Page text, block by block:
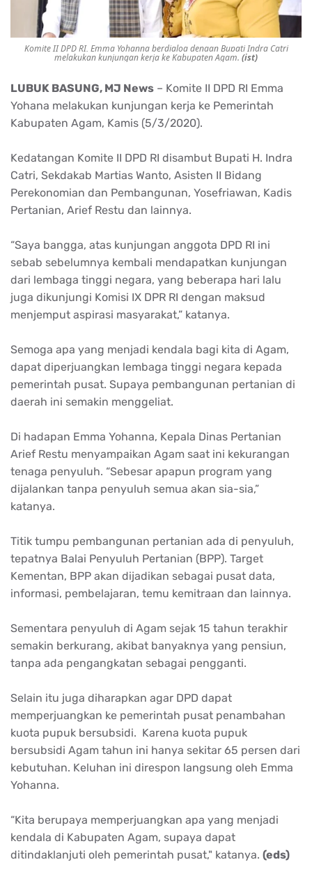
Komite II DPD RI, Emma Yohanna berdialog dengan Bupati Indra Catri
melakukan kunjungan kerja ke Kabupaten Agam. (ist)
LUBUK BASUNG, MJ News – Komite II DPD RI Emma
Yohana melakukan kunjungan kerja ke Pemerintah
Kabupaten Agam, Kamis (5/3/2020).
Kedatangan Komite II DPD RI disambut Bupati H. Indra
Catri, Sekdakab Martias Wanto, Asisten II Bidang
Perekonomian dan Pembangunan, Yosefriawan, Kadis
Pertanian, Arief Restu dan lainnya.
“Saya bangga, atas kunjungan anggota DPD RI ini
sebab sebelumnya kembali mendapatkan kunjungan
dari lembaga tinggi negara, yang beberapa hari lalu
juga dikunjungi Komisi IX DPR RI dengan maksud
menjemput aspirasi masyarakat,” katanya.
Semoga apa yang menjadi kendala bagi kita di Agam,
dapat diperjuangkan lembaga tinggi negara kepada
pemerintah pusat. Supaya pembangunan pertanian di
daerah ini semakin menggeliat.
Di hadapan Emma Yohanna, Kepala Dinas Pertanian
Arief Restu menyampaikan Agam saat ini kekurangan
tenaga penyuluh. “Sebesar apapun program yang
dijalankan tanpa penyuluh semua akan sia-sia,”
katanya.
Titik tumpu pembangunan pertanian ada di penyuluh,
tepatnya Balai Penyuluh Pertanian (BPP). Target
Kementan, BPP akan dijadikan sebagai pusat data,
informasi, pembelajaran, temu kemitraan dan lainnya.
Sementara penyuluh di Agam sejak 15 tahun terakhir
semakin berkurang, akibat banyaknya yang pensiun,
tanpa ada pengangkatan sebagai pengganti.
Selain itu juga diharapkan agar DPD dapat
memperjuangkan ke pemerintah pusat penambahan
kuota pupuk bersubsidi. Karena kuota pupuk
bersubsidi Agam tahun ini hanya sekitar 65 persen dari
kebutuhan. Keluhan ini direspon langsung oleh Emma
Yohanna.
“Kita berupaya memperjuangkan apa yang menjadi
kendala di Kabupaten Agam, supaya dapat
ditindaklanjuti oleh pemerintah pusat," katanya. (eds)